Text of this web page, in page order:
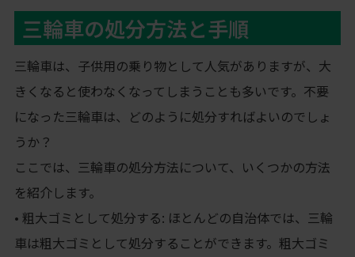
三輪車の処分方法と手順
三輪車は、子供用の乗り物として人気がありますが、大
きくなると使わなくなってしまうことも多いです。不要
になった三輪車は、どのように処分すればよいのでしょ
うか？
ここでは、三輪車の処分方法について、いくつかの方法
を紹介します。
• 粗大ゴミとして処分する: ほとんどの自治体では、三輪
車は粗大ゴミとして処分することができます。粗大ゴミ